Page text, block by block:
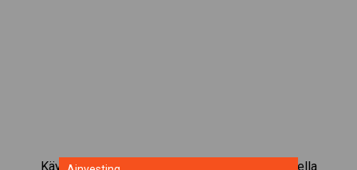
Käy kauppaa yli 1 000 kansainvälisellä osakkeella